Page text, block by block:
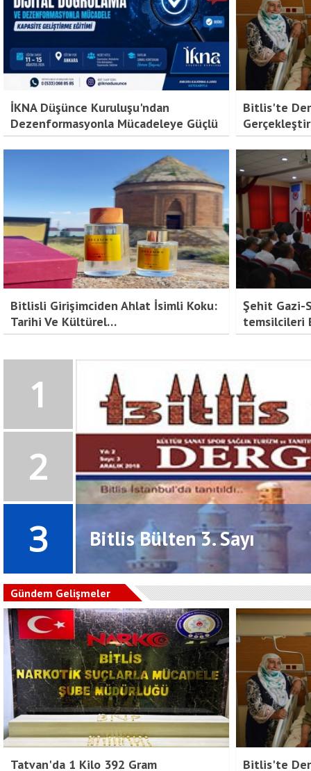
İKNA Düşünce Kuruluşu'ndan
Dezenformasyonla Mücadeleye Güçlü
Adım
Bitlis'te
Bitlisli Girişimciden Ahlat İsimli Koku:
Tarihi Ve Kültürel…
Şehit Gazi-
temsilcileri
1
2
3
Bitlis Bülten 2. Sayı
Bitlis Bülten 3. Sayı
Gündem Gelişmeler
Tatvan'da 1 Kilo 392 Gram Bitlis'te